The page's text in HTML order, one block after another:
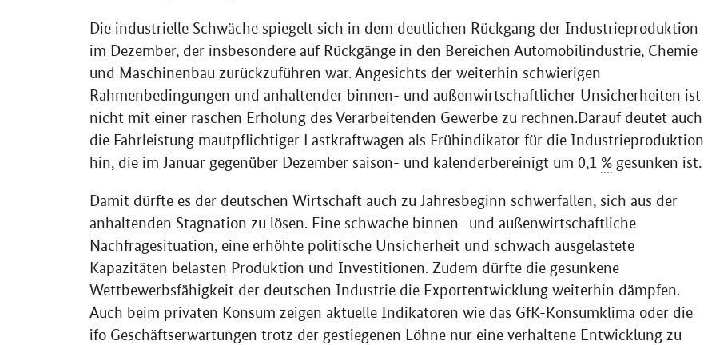
Die industrielle Schwäche spiegelt sich in dem deutlichen Rückgang der Industrieproduktion
im Dezember, der insbesondere auf Rückgänge in den Bereichen Automobilindustrie, Chemie
und Maschinenbau zurückzuführen war. Angesichts der weiterhin schwierigen
Rahmenbedingungen und anhaltender binnen- und außenwirtschaftlicher Unsicherheiten ist
nicht mit einer raschen Erholung des Verarbeitenden Gewerbe zu rechnen.Darauf deutet auch
die Fahrleistung mautpflichtiger Lastkraftwagen als Frühindikator für die Industrieproduktion
hin, die im Januar gegenüber Dezember saison- und kalenderbereinigt um 0,1 % gesunken ist.
Damit dürfte es der deutschen Wirtschaft auch zu Jahresbeginn schwerfallen, sich aus der
anhaltenden Stagnation zu lösen. Eine schwache binnen- und außenwirtschaftliche
Nachfragesituation, eine erhöhte politische Unsicherheit und schwach ausgelastete
Kapazitäten belasten Produktion und Investitionen. Zudem dürfte die gesunkene
Wettbewerbsfähigkeit der deutschen Industrie die Exportentwicklung weiterhin dämpfen.
Auch beim privaten Konsum zeigen aktuelle Indikatoren wie das GfK-Konsumklima oder die
ifo Geschäftserwartungen trotz der gestiegenen Löhne nur eine verhaltene Entwicklung zu